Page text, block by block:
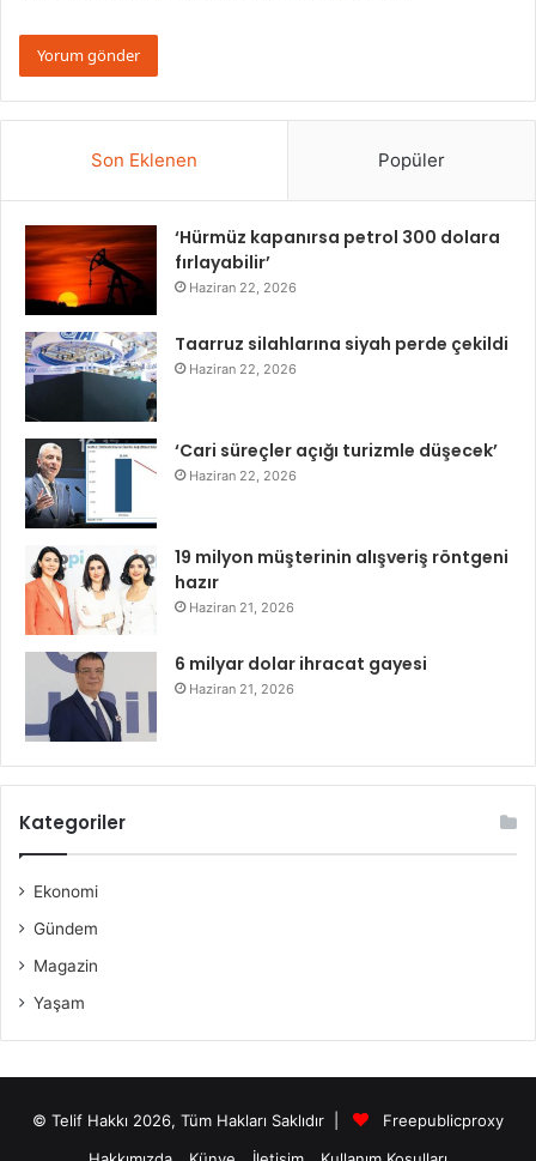
Son Eklenen Popüler
‘Hürmüz kapanırsa petrol 300 dolara
fırlayabilir’
Haziran 22, 2026
Taarruz silahlarına siyah perde çekildi
Haziran 22, 2026
‘Cari süreçler açığı turizmle düşecek’
Haziran 22, 2026
19 milyon müşterinin alışveriş röntgeni
hazır
Haziran 21, 2026
6 milyar dolar ihracat gayesi
Haziran 21, 2026
Kategoriler
Ekonomi
Gündem
Magazin
Yaşam
© Telif Hakkı 2026, Tüm Hakları Saklıdır |
Freepublicproxy